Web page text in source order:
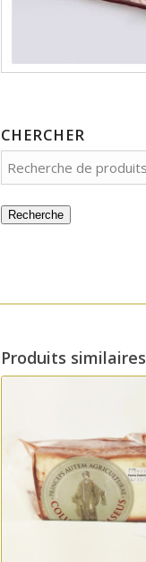
CHERCHER
Recherche
Produits similaires